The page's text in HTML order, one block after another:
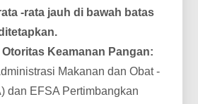
-rata jauh di bawah batas
Keamanan Pangan:
Makanan dan Obat -
dan EFSA Pertimbangkan